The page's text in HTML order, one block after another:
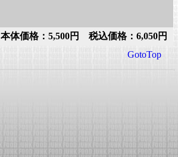
本体価格：5,500円 税込価格：6,050円
GotoTop